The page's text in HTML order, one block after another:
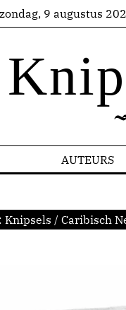
zondag, 9 augustus
AUTEURS
Knipsels / Caribisch